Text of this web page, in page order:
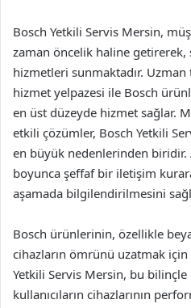
Bosch Yetkili Servis Mersin,
zaman öncelik haline
hizmetleri sunmaktadır.
hizmet yelpazesi ile Bosch
en üst düzeyde hizmet sağlar.
etkili çözümler, Bosch Yetkili
en büyük nedenlerinden biridir.
boyunca şeffaf bir iletişim
aşamada bilgilendirilmesini
Bosch ürünlerinin, özellikle
cihazların ömrünü uzatmak
Yetkili Servis Mersin, bu bilinçle
kullanıcıların cihazlarının